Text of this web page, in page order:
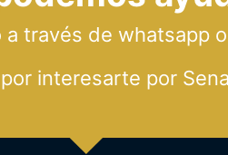
través de whatsapp
por interesarte por